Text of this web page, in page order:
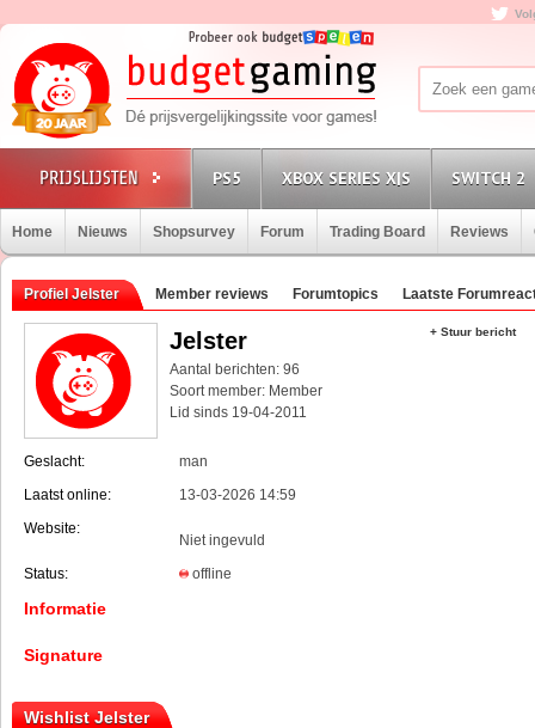
PS5 XBOX SERIES X|S SWITCH 2
Home Nieuws Shopsurvey Forum Trading Board Reviews
Profiel Jelster Member reviews Forumtopics Laatste
Jelster
Aantal berichten: 96
Soort member: Member
Lid sinds 19-04-2011
Geslacht:
man
Laatst online:
13-03-2026 14:59
Website:
Niet ingevuld
Status:
offline
Informatie
Signature
+ Stuur bericht
Wishlist Jelster